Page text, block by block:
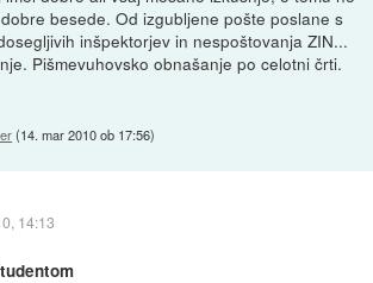
besede. Od izgubljene pošte poslane s
inšpektorjev in nespoštovanja ZIN...
Pišmevuhovsko obnašanje po celotni črti.
(14. mar 2010 ob 17:56)
14:13